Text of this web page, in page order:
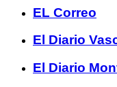
EL Correo
El Diario
El Diario